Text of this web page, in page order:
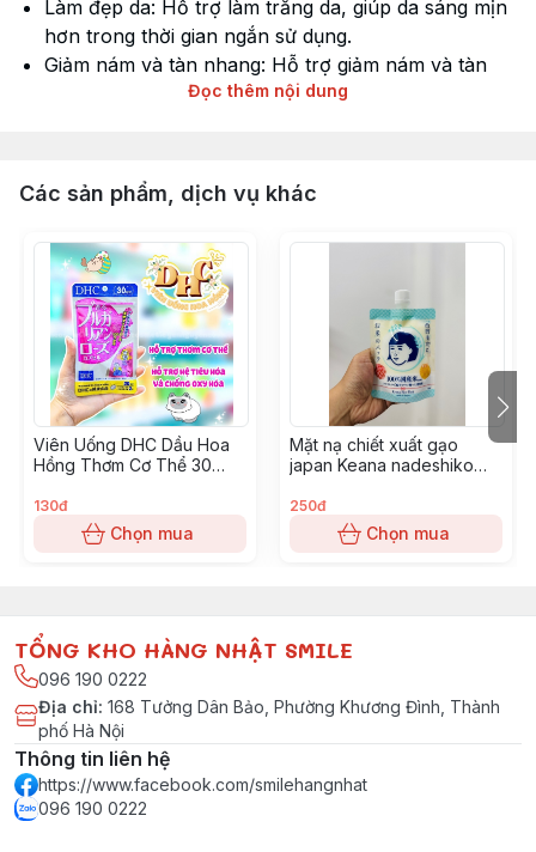
Làm đẹp da: Hỗ trợ làm trắng da, giúp da sáng mịn
hơn trong thời gian ngắn sử dụng.
Giảm nám và tàn nhang: Hỗ trợ giảm nám và tàn
nhang, giảm các vết thâm trên da.
Đọc thêm nội dung
Các sản phẩm, dịch vụ khác
Viên Uống DHC Dầu Hoa
Hồng Thơm Cơ Thể 30
130đ
Chọn mua
Mặt nạ chiết xuất gạo
japan Keana nadeshiko
250đ
Chọn mua
TỔNG KHO HÀNG NHẬT SMILE
096 190 0222
Địa chỉ: 168 Tưởng Dân Bảo, Phường Khương Đình, Thành
phố Hà Nội
Thông tin liên hệ
https://www.facebook.com/smilehangnhat
096 190 0222